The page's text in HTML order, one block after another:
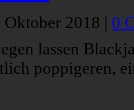
Oktober 2018 | 0
lassen
poppigeren,